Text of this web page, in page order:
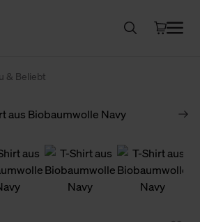
& Beliebt